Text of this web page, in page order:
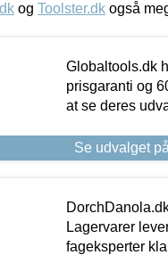
og Toolster.dk også
Globaltools.dk
prisgaranti og
at se deres
Se udvalget
Lagervarer
fageksperter